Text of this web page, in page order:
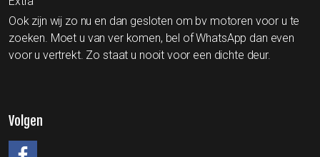
Ook zijn wij zo nu en dan gesloten om bv motoren voor u te
zoeken. Moet u van ver komen, bel of WhatsApp dan even
voor u vertrekt. Zo staat u nooit voor een dichte deur.
Volgen